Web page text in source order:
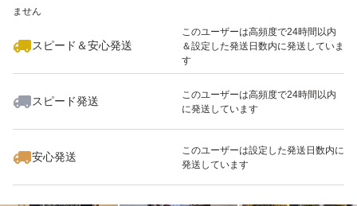
ません
スピード＆安心発送
このユーザーは高頻度で24時間以内
＆設定した発送日数内に発送していま
す
スピード発送
このユーザーは高頻度で24時間以内
に発送しています
安心発送
このユーザーは設定した発送日数内に
発送しています
いいね！
3,640